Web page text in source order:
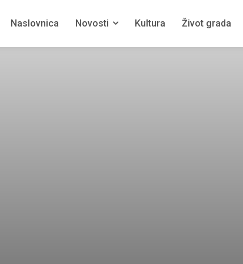
Naslovnica Novosti Kultura Život grada